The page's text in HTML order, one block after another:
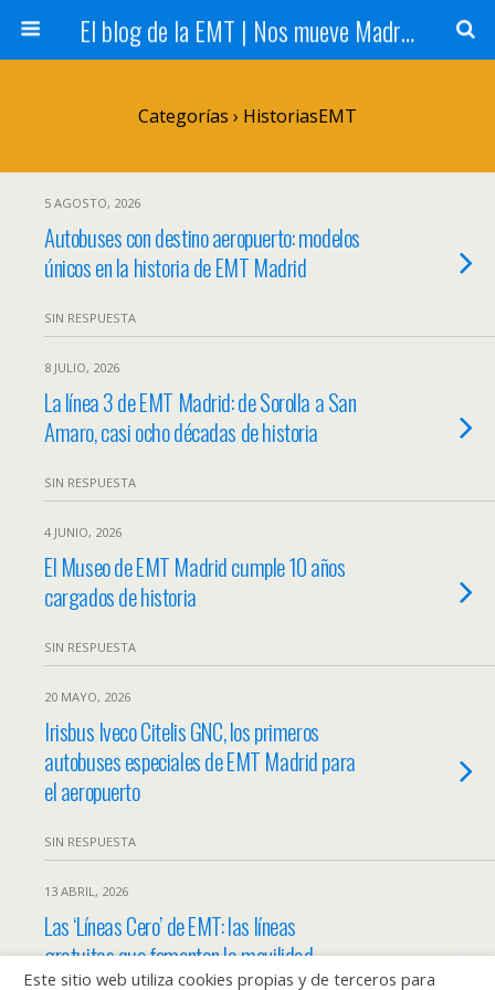
El blog de la EMT | Nos mueve Madrid
Categorías › HistoriasEMT
5 AGOSTO, 2026
Autobuses con destino aeropuerto: modelos
únicos en la historia de EMT Madrid
SIN RESPUESTA
8 JULIO, 2026
La línea 3 de EMT Madrid: de Sorolla a San
Amaro, casi ocho décadas de historia
SIN RESPUESTA
4 JUNIO, 2026
El Museo de EMT Madrid cumple 10 años
cargados de historia
SIN RESPUESTA
20 MAYO, 2026
Irisbus Iveco Citelis GNC, los primeros
autobuses especiales de EMT Madrid para
el aeropuerto
SIN RESPUESTA
13 ABRIL, 2026
Las ‘Líneas Cero’ de EMT: las líneas
gratuitas que fomentan la movilidad
Este sitio web utiliza cookies propias y de terceros para